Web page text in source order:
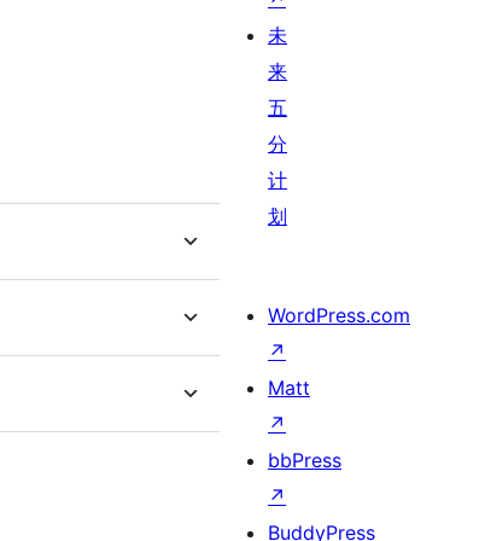
未
来
五
分
计
划
WordPress.com
↗
Matt
↗
bbPress
↗
BuddyPress